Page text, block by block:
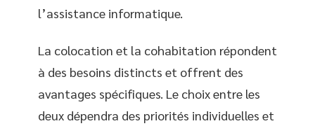
l’assistance informatique.
La colocation et la cohabitation répondent
à des besoins distincts et offrent des
avantages spécifiques. Le choix entre les
deux dépendra des priorités individuelles et